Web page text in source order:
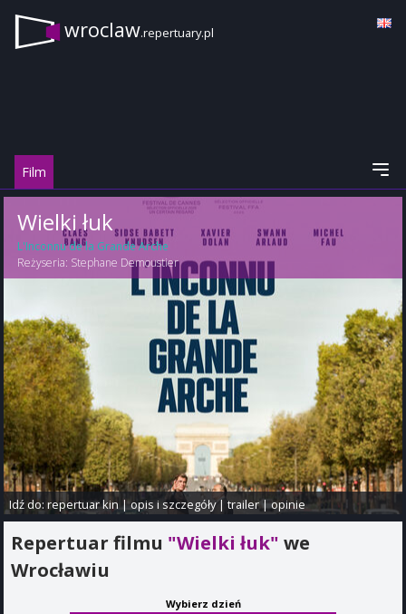
wroclaw.repertuary.pl
Film
Wielki łuk
L'Inconnu de la Grande Arche
Reżyseria: Stephane Demoustier
Idź do:repertuar kin|opis i szczegóły|trailer|opinie
Repertuar filmu "Wielki łuk" we
Wrocławiu
Wybierz dzień